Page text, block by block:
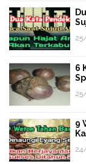
6
9